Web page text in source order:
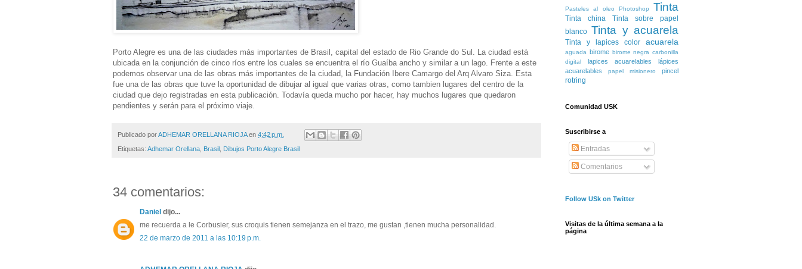
Porto Alegre es una de las ciudades más importantes de Brasil, capital del estado de Rio Grande do Sul. La ciudad está
ubicada en la conjunción de cinco ríos entre los cuales se encuentra el río Guaíba ancho y similar a un lago. Frente a este
podemos observar una de las obras más importantes de la ciudad, la Fundación Ibere Camargo del Arq Alvaro Siza. Esta
fue una de las obras que tuve la oportunidad de dibujar al igual que varias otras, como tambien lugares del centro de la
ciudad que dejo registradas en esta publicación. Todavía queda mucho por hacer, hay muchos lugares que quedaron
pendientes y serán para el próximo viaje.
Publicado porADHEMAR ORELLANA RIOJA en 4:42 p.m.
Etiquetas: Adhemar Orellana, Brasil , Dibujos Porto Alegre Brasil
34 comentarios:
Daniel dijo...
me recuerda a le Corbusier, sus croquis tienen semejanza en el trazo, me gustan ,tienen mucha personalidad.
22 de marzo de 2011 a las 10:19 p.m.
Pasteles al oleo
Photoshop Tinta
Tinta china
Tinta sobre papel
blanco Tinta y acuarela
Tinta y lapices color acuarela
aguada birome birome negra carbonilla
digital
lapices acuarelables
lápices
acuarelables
papel misionero pincel
rotring
Comunidad USK
Suscribirse a
Entradas
Comentarios
Follow USk on Twitter
Visitas de la última semana a la
página